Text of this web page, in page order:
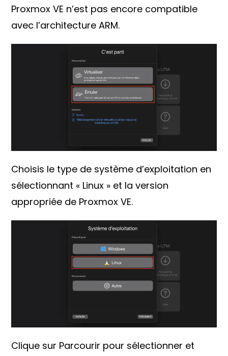
Proxmox VE n’est pas encore compatible
avec l’architecture ARM.
Choisis le type de système d’exploitation en
sélectionnant « Linux » et la version
appropriée de Proxmox VE.
Clique sur Parcourir pour sélectionner et